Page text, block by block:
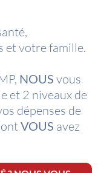
et votre famille.
NOUS vous
et 2 niveaux de
dépenses de
VOUS avez